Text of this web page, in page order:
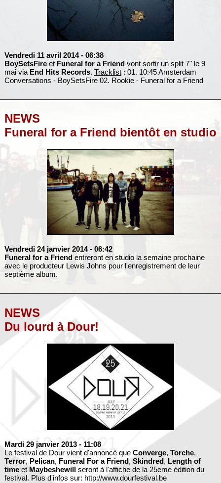
Vendredi 11 avril 2014 - 06:38
BoySetsFireet Funeral for a Friendvont sortir un split 7" le 9
mai via End Hits Records. Tracklist: 01. 10:45 Amsterdam
Conversations - BoySetsFire 02. Rookie - Funeral for a Friend
NEWS
Funeral for a Friend bientôt en studio
Vendredi 24 janvier 2014 - 06:42
Funeral for a Friendentreront en studio la semaine prochaine
avec le producteur Lewis Johns pour l'enregistrement de leur
septième album.
NEWS
Du lourd à Dour!
Mardi 29 janvier 2013 - 11:08
Le festival de Dour vient d'annoncé que Converge, Torche,
Terror, Pelican, Funeral For a Friend, Skindred, Length of
timeet Maybeshewillseront à l'affiche de la 25eme édition du
festival. Plus d'infos sur: http://www.dourfestival.be